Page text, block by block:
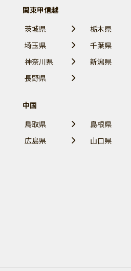
関東甲信越
茨城県
栃木県
埼玉県
千葉県
神奈川県
新潟県
長野県
中国
鳥取県
島根県
広島県
山口県